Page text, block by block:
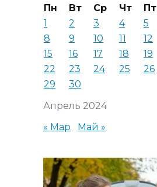
Апрель 2024
Пн Вт Ср Чт Пт
1
2 3 4 5
8
9 10 11 12
15
16 17 18 19
22
23 24 25 26
29
30
« Мар Май »